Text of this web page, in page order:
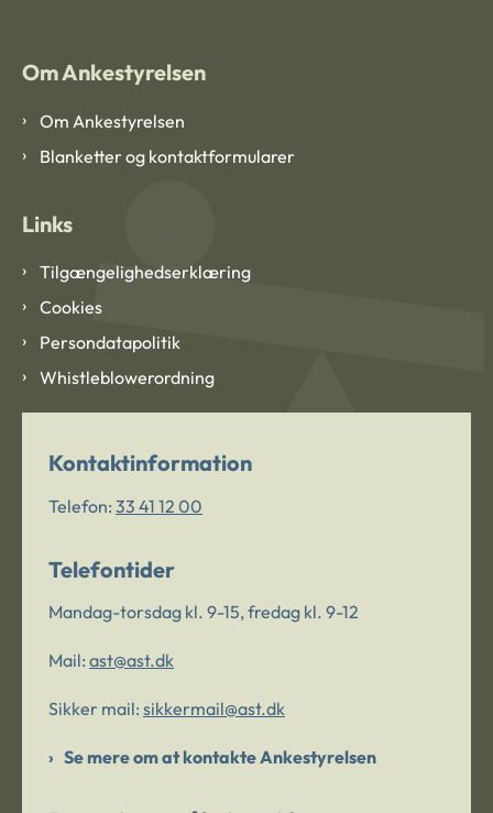
Om Ankestyrelsen
Om Ankestyrelsen
Blanketter og kontaktformularer
Links
Tilgængelighedserklæring
Cookies
Persondatapolitik
Whistleblowerordning
Kontaktinformation
Telefon: 33 41 12 00
Telefontider
Mandag-torsdag kl. 9-15, fredag kl. 9-12
Mail: ast@ast.dk
Sikker mail: sikkermail@ast.dk
Se mere om at kontakte Ankestyrelsen